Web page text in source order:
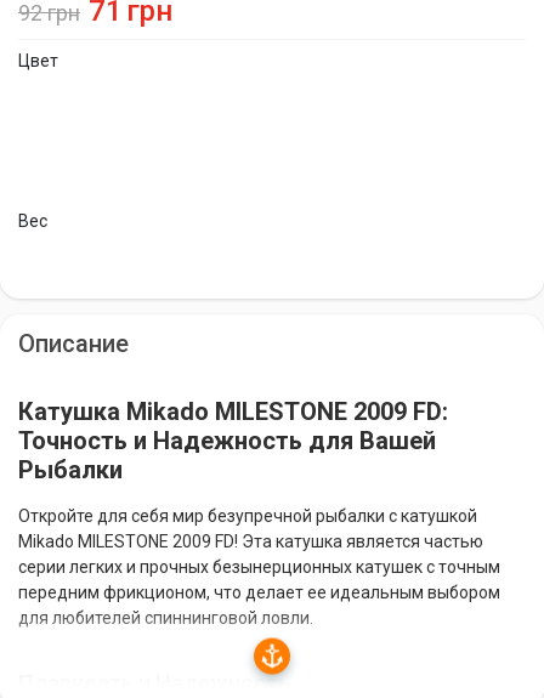
Цвет
Вес
92грн 71 грн
Описание
Катушка Mikado MILESTONE 2009 FD:
Точность и Надежность для Вашей
Рыбалки
Откройте для себя мир безупречной рыбалки с катушкой
Mikado MILESTONE 2009 FD! Эта катушка является частью
серии легких и прочных безынерционных катушек с точным
передним фрикционом, что делает ее идеальным выбором
для любителей спиннинговой ловли.
Плавность и Надежность